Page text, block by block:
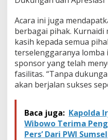
Acara ini juga
berbagai pihak. Kurnaidi
kasih kepada semua
terselenggaranya lomba
sponsor yang telah
fasilitas. “Tanpa
akan berjalan sukses
Baca juga: Kapolda
Wibowo Terima
Pers’ Dari PWI Sumsel